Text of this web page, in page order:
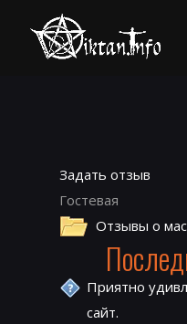
Задать отзыв
Гостевая
Отзывы о
Приятно
сайт.